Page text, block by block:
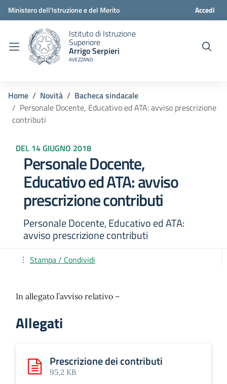
Ministero dell'Istruzione e del Merito Accedi
Istituto di Istruzione
Superiore
Arrigo Serpieri
AVEZZANO
Home Novità
Bacheca sindacale
Personale Docente, Educativo ed ATA: avviso prescrizione
contributi
DEL 14 GIUGNO 2018
Personale Docente,
Educativo ed ATA: avviso
prescrizione contributi
Personale Docente, Educativo ed ATA:
avviso prescrizione contributi
Stampa / Condividi
In allegato l’avviso relativo –
Allegati
Scarica: Prescrizione dei contributi
Prescrizione dei contributi
95,2 KB